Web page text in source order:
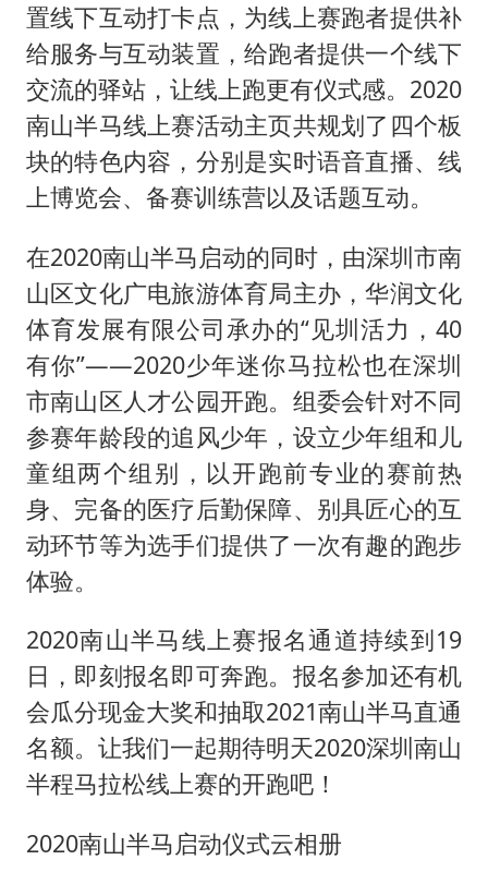
置线下互动打卡点，为线上赛跑者提供补
给服务与互动装置，给跑者提供一个线下
交流的驿站，让线上跑更有仪式感。2020
南山半马线上赛活动主页共规划了四个板
块的特色内容，分别是实时语音直播、线
上博览会、备赛训练营以及话题互动。
在2020南山半马启动的同时，由深圳市南
山区文化广电旅游体育局主办，华润文化
体育发展有限公司承办的“见圳活力，40
有你”——2020少年迷你马拉松也在深圳
市南山区人才公园开跑。组委会针对不同
参赛年龄段的追风少年，设立少年组和儿
童组两个组别，以开跑前专业的赛前热
身、完备的医疗后勤保障、别具匠心的互
动环节等为选手们提供了一次有趣的跑步
体验。
2020南山半马线上赛报名通道持续到19
日，即刻报名即可奔跑。报名参加还有机
会瓜分现金大奖和抽取2021南山半马直通
名额。让我们一起期待明天2020深圳南山
半程马拉松线上赛的开跑吧！
2020南山半马启动仪式云相册